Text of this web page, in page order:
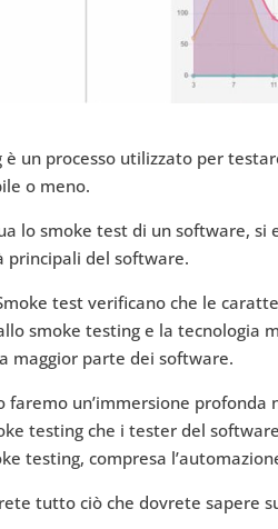
è un processo utilizzato per
o meno.
lo smoke test di un software,
principali del software.
test verificano che le
smoke testing e la tecnologia
maggior parte dei software.
faremo un’immersione
testing che i tester del
testing, compresa
tutto ciò che dovrete sapere